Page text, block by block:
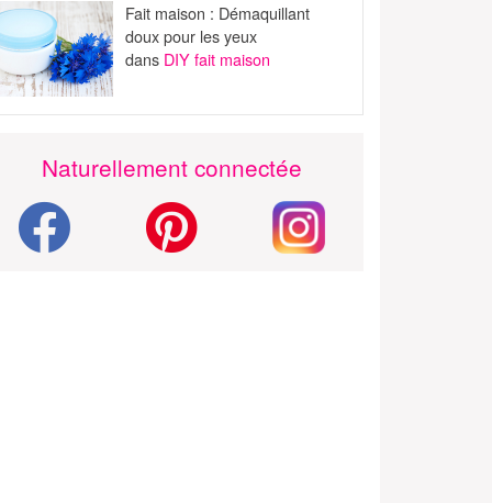
Fait maison : Démaquillant
doux pour les yeux
dans DIY fait maison
Naturellement connectée